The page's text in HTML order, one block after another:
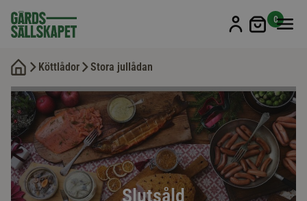
Min
0
Köttlådor Stora jullådan
Slutsåld